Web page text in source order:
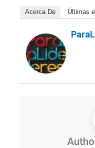
Acerca De Últimas